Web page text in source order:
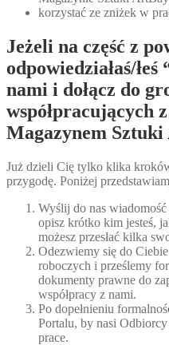
korzystać ze zniżek w
Jeżeli na część z
odpowiedziałaś/
nami i dołącz do
współpracujących
Magazynem
Już dzieli Cię tylko klika
przygodę. Poniżej
Wyślij do nas wiadomość
opisz krótko kim jesteś,
możesz przesłać kilka
Odezwiemy się do
roboczych i prześlemy
dokumenty prawne do
współpracy z nami.
Po dopełnieniu
Portalu, by nasi
prace.